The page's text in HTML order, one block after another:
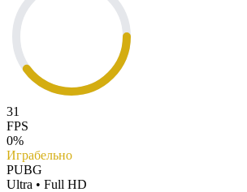
31
FPS
0%
Играбельно
PUBG
Ultra • Full HD